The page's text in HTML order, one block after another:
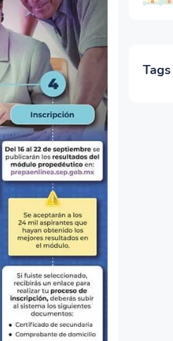
Tags